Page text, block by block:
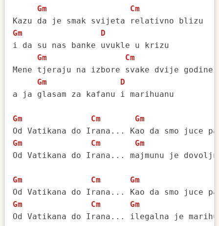
Gm
Cm
Gm
D
i da su nas banke uvukle u krizu
Gm
Cm
Mene tjeraju na izbore svake dvije godine,
Gm
D
a ja glasam za kafanu i marihuanu
Gm Cm Gm
Gm Cm
Gm
Od Vatikana do Irana... majmunu je
Gm Cm Gm
Gm Cm Gm
Od Vatikana do Irana... ilegalna je